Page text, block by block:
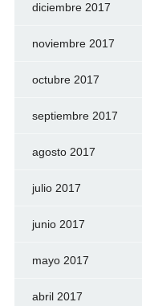
diciembre 2017
noviembre 2017
octubre 2017
septiembre 2017
agosto 2017
julio 2017
junio 2017
mayo 2017
abril 2017